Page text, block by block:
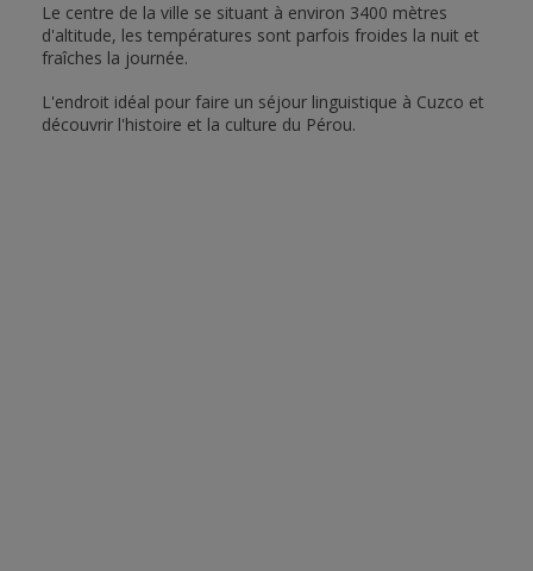
Le centre de la ville se situant à environ 3400 mètres
d'altitude, les températures sont parfois froides la nuit et
fraîches la journée.
L'endroit idéal pour faire un séjour linguistique à Cuzco et
découvrir l'histoire et la culture du Pérou.